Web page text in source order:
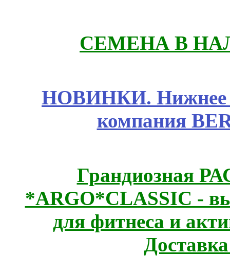
СЕМЕНА В
НОВИНКИ. Нижнее
компания
Грандиозная
*ARGO*CLASSIC -
для фитнеса и